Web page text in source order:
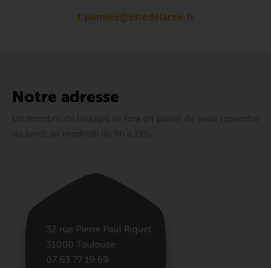
f.pomies@citedelarse.fr
Notre adresse